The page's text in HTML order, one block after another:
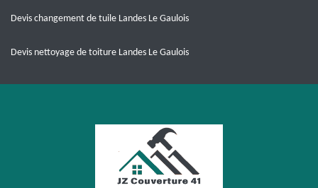
Devis changement de tuile Landes Le Gaulois
Devis nettoyage de toiture Landes Le Gaulois